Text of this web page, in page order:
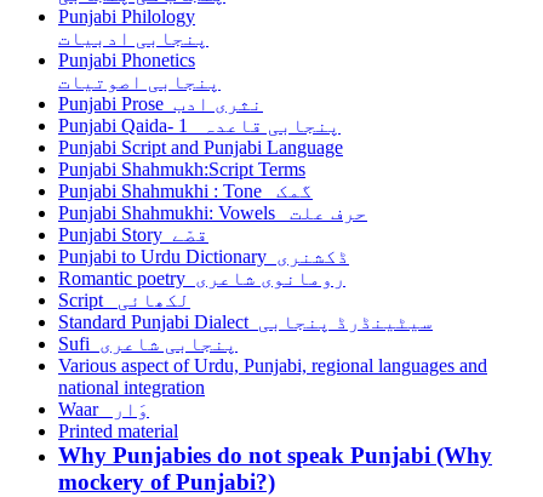
Punjabi Philology
پنجابی ادبیات
Punjabi Phonetics
پنجابی اصوتیات
Punjabi Prose نثری ادب
Punjabi Qaida- 1 پنجابی قاعدہ
Punjabi Script and Punjabi Language
Punjabi Shahmukh:Script Terms
Punjabi Shahmukhi : Tone گمک
Punjabi Shahmukhi: Vowels حرف علت
Punjabi Story قصّے
Punjabi to Urdu Dictionary ڈکشنری
Romantic poetry رومانوی شاعری
Script لکھائی
Standard Punjabi Dialect سیٹینڈرڈ پنجابی
Sufi پنجابی شاعری
Various aspect of Urdu, Punjabi, regional languages and
national integration
Waar وَار
Printed material
Why Punjabies do not speak Punjabi (Why
mockery of Punjabi?)